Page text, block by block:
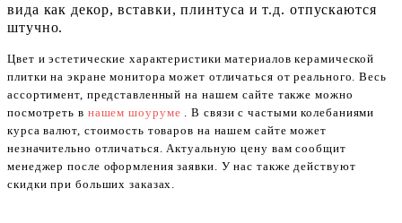
вида как декор, вставки, плинтуса и т.д. отпускаются
штучно.
Цвет и эстетические характеристики материалов керамической
плитки на экране монитора может отличаться от реального. Весь
ассортимент, представленный на нашем сайте также можно
посмотреть в нашем шоуруме . В связи с частыми колебаниями
курса валют, стоимость товаров на нашем сайте может
незначительно отличаться. Актуальную цену вам сообщит
менеджер после оформления заявки. У нас также действуют
скидки при больших заказах.